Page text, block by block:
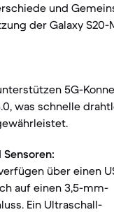
und
der Galaxy S20-
5G-
was schnelle
über einen
auf einen 3,5-mm-
Ein Ultraschall-